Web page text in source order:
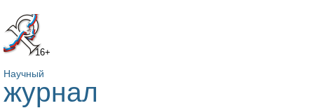
16+
Научный
журнал